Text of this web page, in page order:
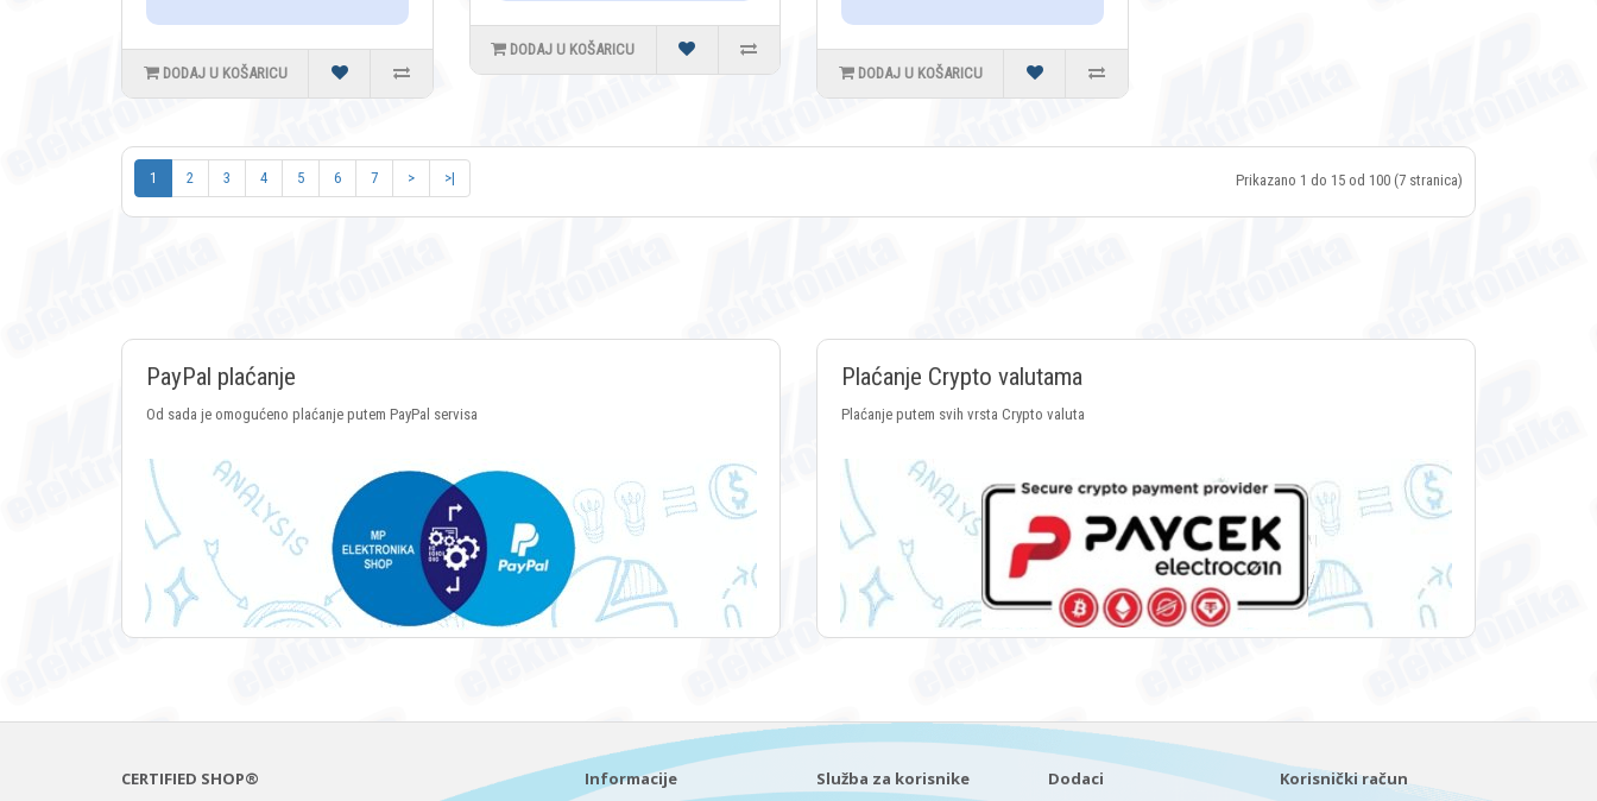
DODAJ U KOŠARICU
DODAJ U KOŠARICU
DODAJ U KOŠARICU
1 2 3 4 5 6 7 > >| Prikazano 1 do 15 od 100 (7 stranica)
PayPal plaćanje
Od sada je omogućeno plaćanje putem PayPal servisa
Plaćanje Crypto valutama
Plaćanje putem svih vrsta Crypto valuta
CERTIFIED SHOP® Informacije Služba za korisnike Dodaci Korisnički račun